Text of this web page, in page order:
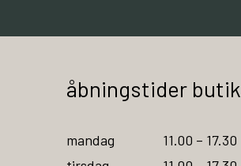
åbningstider butik
mandag
11.00 – 17.30